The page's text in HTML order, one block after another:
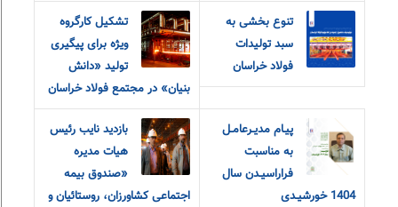
تنوع بخشی به
سبد تولیدات
فولاد خراسان
تشکیل کارگروه
ویژه برای پیگیری
تولید «دانش
بنیان» در مجتمع فولاد خراسان
پیـام مدیـرعامـل
به مناسبت
فراراسیـدن سال
1404 خورشیـدی
بازدید نایب رئیس
هیات مدیره
«صندوق بیمه
اجتماعی کشاورزان، روستائیان و